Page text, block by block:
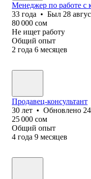
Менеджер по работе с
33 года • Был 28
80 000 сом
Не ищет работу
Общий опыт
2 года 6 месяцев
Продавец-консультант
30 лет • Обновлено
25 000 сом
Общий опыт
4 года 9 месяцев